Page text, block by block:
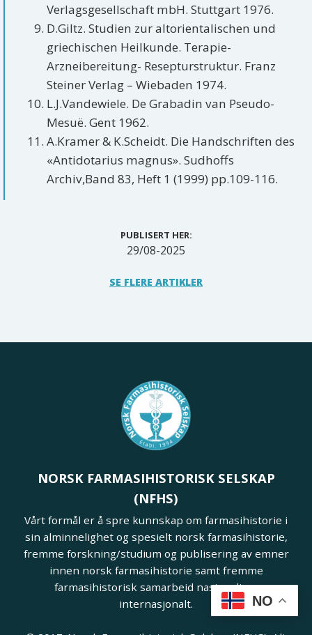
PUBLISERT HER:
29/08-2025
SE FLERE ARTIKLER
Verlagsgesellschaft mbH. Stuttgart 1976.
D.Giltz. Studien zur altorientalischen und
griechischen Heilkunde. Terapie-
Arzneibereitung- Resepturstruktur. Franz
Steiner Verlag – Wiebaden 1974.
L.J.Vandewiele. De Grabadin van Pseudo-
Mesuë. Gent 1962.
A.Kramer & K.Scheidt. Die Handschriften des
«Antidotarius magnus». Sudhoffs
Archiv,Band 83, Heft 1 (1999) pp.109-116.
NORSK FARMASIHISTORISK SELSKAP
(NFHS)
Vårt formål er å spre kunnskap om farmasihistorie i
sin alminnelighet og spesielt norsk farmasihistorie,
fremme forskning/studium og publisering av emner
innen norsk farmasihistorie samt fremme
farmasihistorisk samarbeid nasjonalt og
internasjonalt.
NO